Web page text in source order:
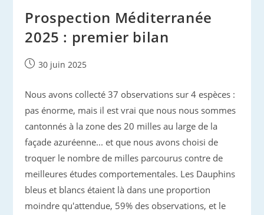
Prospection Méditerranée
2025 : premier bilan
Publication
30 juin 2025
Nous avons collecté 37 observations sur 4 espèces :
pas énorme, mais il est vrai que nous nous sommes
cantonnés à la zone des 20 milles au large de la
façade azuréenne... et que nous avons choisi de
troquer le nombre de milles parcourus contre de
meilleures études comportementales. Les Dauphins
bleus et blancs étaient là dans une proportion
moindre qu'attendue, 59% des observations, et le